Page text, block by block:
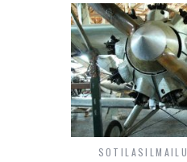
SOTILASILMAILU